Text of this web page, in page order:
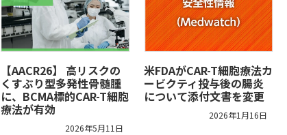
【AACR26】 高リスクの
くすぶり型多発性骨髄腫
に、BCMA標的CAR-T細胞
療法が有効
2026年5月11日
米FDAがCAR-T細胞療法カ
ービクティ投与後の腸炎
について添付文書を変更
2026年1月16日